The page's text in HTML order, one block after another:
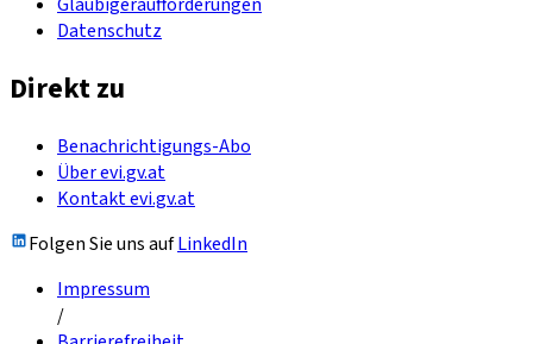
Datenschutz
Direkt zu
Benachrichtigungs-Abo
Über evi.gv.at
Kontakt evi.gv.at
Folgen Sie uns aufLinkedIn
Impressum
/